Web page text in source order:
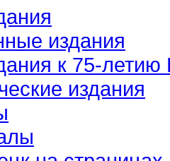
издания
к 75-
издания